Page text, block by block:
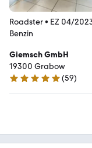
Roadster• EZ 04/
Benzin
Giemsch GmbH
19300 Grabow
4.9 Sterne
(59)